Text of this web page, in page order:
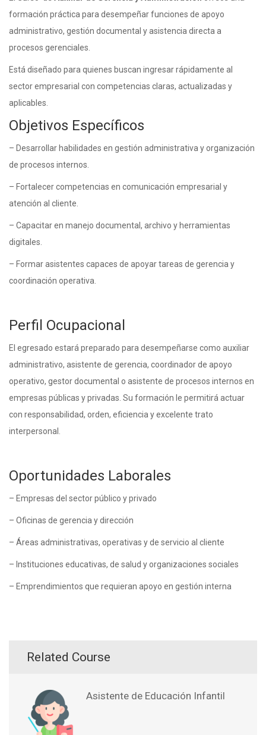
formación práctica para desempeñar funciones de apoyo
administrativo, gestión documental y asistencia directa a
procesos gerenciales.
Está diseñado para quienes buscan ingresar rápidamente al
sector empresarial con competencias claras, actualizadas y
aplicables.
Objetivos Específicos
– Desarrollar habilidades en gestión administrativa y organización
de procesos internos.
– Fortalecer competencias en comunicación empresarial y
atención al cliente.
– Capacitar en manejo documental, archivo y herramientas
digitales.
– Formar asistentes capaces de apoyar tareas de gerencia y
coordinación operativa.
Perfil Ocupacional
El egresado estará preparado para desempeñarse como auxiliar
administrativo, asistente de gerencia, coordinador de apoyo
operativo, gestor documental o asistente de procesos internos en
empresas públicas y privadas. Su formación le permitirá actuar
con responsabilidad, orden, eficiencia y excelente trato
interpersonal.
Oportunidades Laborales
– Empresas del sector público y privado
– Oficinas de gerencia y dirección
– Áreas administrativas, operativas y de servicio al cliente
– Instituciones educativas, de salud y organizaciones sociales
– Emprendimientos que requieran apoyo en gestión interna
Related Course
Asistente de Educación Infantil